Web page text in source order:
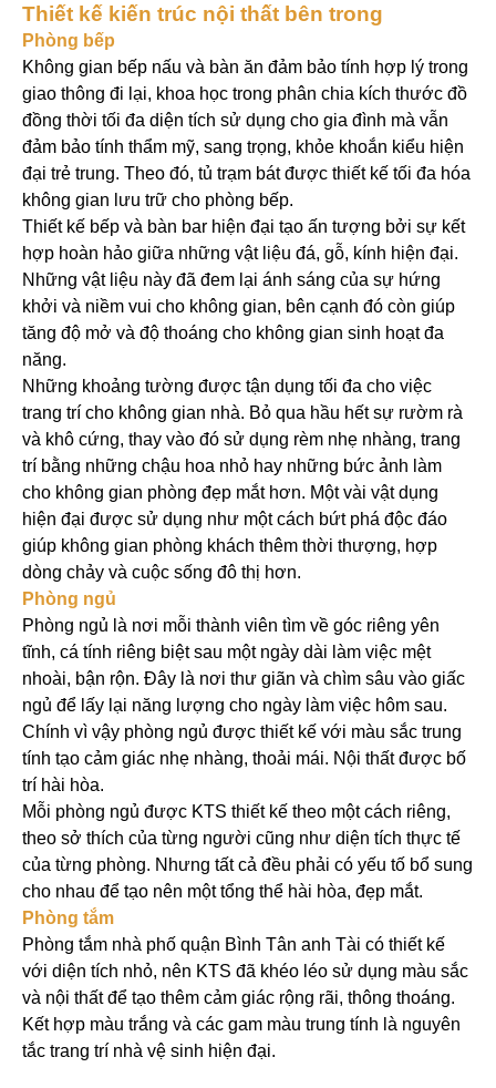
Thiết kế kiến trúc nội thất bên trong
Phòng bếp
Không gian bếp nấu và bàn ăn đảm bảo tính hợp lý trong
giao thông đi lại, khoa học trong phân chia kích thước đồ
đồng thời tối đa diện tích sử dụng cho gia đình mà vẫn
đảm bảo tính thẩm mỹ, sang trọng, khỏe khoắn kiểu hiện
đại trẻ trung. Theo đó, tủ trạm bát được thiết kế tối đa hóa
không gian lưu trữ cho phòng bếp.
Thiết kế bếp và bàn bar hiện đại tạo ấn tượng bởi sự kết
hợp hoàn hảo giữa những vật liệu đá, gỗ, kính hiện đại.
Những vật liệu này đã đem lại ánh sáng của sự hứng
khởi và niềm vui cho không gian, bên cạnh đó còn giúp
tăng độ mở và độ thoáng cho không gian sinh hoạt đa
năng.
Những khoảng tường được tận dụng tối đa cho việc
trang trí cho không gian nhà. Bỏ qua hầu hết sự rườm rà
và khô cứng, thay vào đó sử dụng rèm nhẹ nhàng, trang
trí bằng những chậu hoa nhỏ hay những bức ảnh làm
cho không gian phòng đẹp mắt hơn. Một vài vật dụng
hiện đại được sử dụng như một cách bứt phá độc đáo
giúp không gian phòng khách thêm thời thượng, hợp
dòng chảy và cuộc sống đô thị hơn.
Phòng ngủ
Phòng ngủ là nơi mỗi thành viên tìm về góc riêng yên
tĩnh, cá tính riêng biệt sau một ngày dài làm việc mệt
nhoài, bận rộn. Đây là nơi thư giãn và chìm sâu vào giấc
ngủ để lấy lại năng lượng cho ngày làm việc hôm sau.
Chính vì vậy phòng ngủ được thiết kế với màu sắc trung
tính tạo cảm giác nhẹ nhàng, thoải mái. Nội thất được bố
trí hài hòa.
Mỗi phòng ngủ được KTS thiết kế theo một cách riêng,
theo sở thích của từng người cũng như diện tích thực tế
của từng phòng. Nhưng tất cả đều phải có yếu tố bổ sung
cho nhau để tạo nên một tổng thể hài hòa, đẹp mắt.
Phòng tắm
Phòng tắm nhà phố quận Bình Tân anh Tài có thiết kế
với diện tích nhỏ, nên KTS đã khéo léo sử dụng màu sắc
và nội thất để tạo thêm cảm giác rộng rãi, thông thoáng.
Kết hợp màu trắng và các gam màu trung tính là nguyên
tắc trang trí nhà vệ sinh hiện đại.